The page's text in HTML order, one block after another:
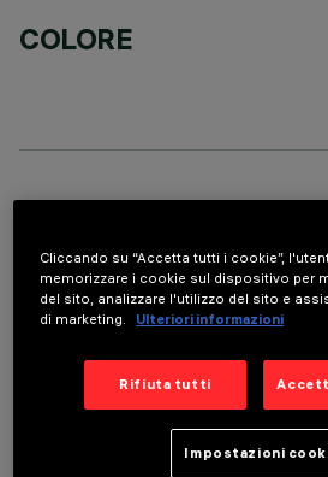
COLORE
DATI TECNICI
Cliccando su “Accetta tutti i cookie”,
memorizzare i cookie sul dispositivo per
del sito, analizzare l'utilizzo del sito e
di marketing.
Ulteriori informazioni
Rifiuta tutti
Impostazioni